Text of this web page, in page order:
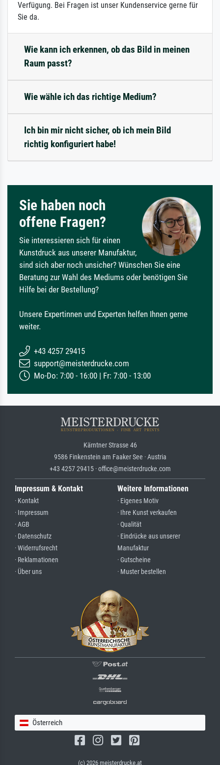
Verfügung. Bei Fragen ist unser Kundenservice gerne für
Sie da.
Wie kann ich erkennen, ob das Bild in meinen
Raum passt?
Wie wähle ich das richtige Medium?
Ich bin mir nicht sicher, ob ich mein Bild
richtig konfiguriert habe!
Sie haben noch
offene Fragen?
Sie interessieren sich für einen
Kunstdruck aus unserer Manufaktur,
sind sich aber noch unsicher? Wünschen Sie eine
Beratung zur Wahl des Mediums oder benötigen Sie
Hilfe bei der Bestellung?
Unsere Expertinnen und Experten helfen Ihnen gerne
weiter.
+43 4257 29415
support@meisterdrucke.com
Mo-Do: 7:00 - 16:00 | Fr: 7:00 - 13:00
Kärntner Strasse 46
9586 Finkenstein am Faaker See · Austria
+43 4257 29415 · office@meisterdrucke.com
Impressum & Kontakt
· Kontakt
· Impressum
· AGB
· Datenschutz
· Widerrufsrecht
· Reklamationen
· Über uns
Weitere Informationen
· Eigenes Motiv
· Ihre Kunst verkaufen
· Qualität
· Eindrücke aus unserer
Manufaktur
· Gutscheine
· Muster bestellen
Österreich
(c) 2026 meisterdrucke.at